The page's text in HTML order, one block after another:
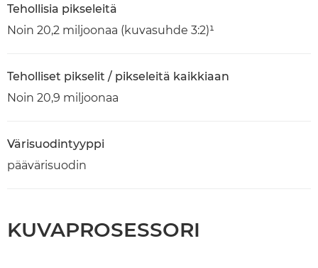
Tehollisia pikseleitä
Noin 20,2 miljoonaa (kuvasuhde 3:2)¹
Teholliset pikselit / pikseleitä kaikkiaan
Noin 20,9 miljoonaa
Värisuodintyyppi
päävärisuodin
KUVAPROSESSORI